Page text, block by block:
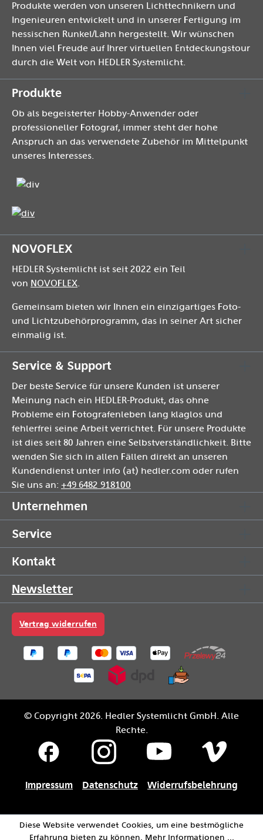
Produkte werden von unseren Lichttechnikern und
Ingenieuren entwickelt und in unserer Fertigung im
hessischen Runkel/Lahn hergestellt. Wir wünschen
Ihnen viel Freude auf Ihrer virtuellen Entdeckungstour
durch die Welt von HEDLER Systemlicht.
Produkte
Ob als begeisterter Hobby-Anwender oder
professioneller Fotograf, immer steht der hohe
Anspruch an das verwendete Zubehör im Mittelpunkt
unseres Interesses.
NOVOFLEX
HEDLER Systemlicht ist seit 2022 ein Teil
von NOVOFLEX.
Gemeinsam bieten wir Ihnen ein einzigartiges Foto-
und Lichtzubehörprogramm, das in seiner Art sicher
einmalig ist.
Service & Support
Der beste Service für unsere Kunden ist unserer
Meinung nach ein HEDLER-Produkt, das ohne
Probleme ein Fotografenleben lang klaglos und
fehlerfrei seine Arbeit verrichtet. Für unsere Produkte
ist dies seit 80 Jahren eine Selbstverständlichkeit. Bitte
wenden Sie sich in allen Fällen direkt an unseren
Kundendienst unter info (at) hedler.com oder rufen
Sie uns an: +49 6482 918100
Unternehmen
Service
Kontakt
Newsletter
Vertrag widerrufen
© Copyright 2026. Hedler Systemlicht GmbH. Alle
Rechte.
Impressum Datenschutz Widerrufsbelehrung
Diese Website verwendet Cookies, um eine bestmögliche
Erfahrung bieten zu können. Mehr Informationen ...